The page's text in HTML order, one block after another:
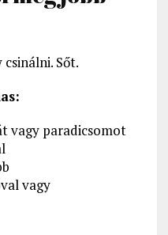
Sőt.
vagy paradicsomot
vagy